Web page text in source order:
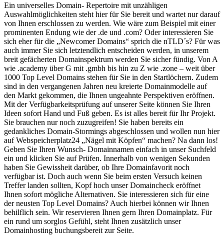
Ein universelles Domain- Repertoire mit unzähligen
Auswahlmöglichkeiten steht hier für Sie bereit und wartet nur darauf
von Ihnen erschlossen zu werden. Wie wäre zum Beispiel mit einer
prominenten Endung wie der .de und .com? Oder interessieren Sie
sich eher für die „Newcomer Domains“ sprich die nTLD´s? Für was
auch immer Sie sich letztendlich entscheiden werden, in unserem
breit gefächerten Domainspektrum werden Sie sicher fündig. Von A
wie .academy über G mit .gmbh bis hin zu Z wie .zone – weit über
1000 Top Level Domains stehen für Sie in den Startlöchern. Zudem
sind in den vergangenen Jahren neu kreierte Domainmodelle auf
den Markt gekommen, die Ihnen ungeahnte Perspektiven eröffnen.
Mit der Verfügbarkeitsprüfung auf unserer Seite können Sie Ihren
Ideen sofort Hand und Fuß geben. Es ist alles bereit für Ihr Projekt.
Sie brauchen nur noch zuzugreifen! Sie haben bereits ein
gedankliches Domain-Stormings abgeschlossen und wollen nun hier
auf Webspeicherplatz24 „Nägel mit Köpfen“ machen? Na dann los!
Geben Sie Ihren Wunsch- Domainnamen einfach in unser Suchfeld
ein und klicken Sie auf Prüfen. Innerhalb von wenigen Sekunden
haben Sie Gewissheit darüber, ob Ihre Domainfavorit noch
verfügbar ist. Doch auch wenn Sie beim ersten Versuch keinen
Treffer landen sollten, Kopf hoch unser Domaincheck eröffnet
Ihnen sofort mögliche Alternativen. Sie interessieren sich für eine
der neusten Top Level Domains? Auch hierbei können wir Ihnen
behilflich sein. Wir reservieren Ihnen gern Ihren Domainplatz. Für
ein rund um sorglos Gefühl, steht Ihnen zusätzlich unser
Domainhosting buchungsbereit zur Seite.